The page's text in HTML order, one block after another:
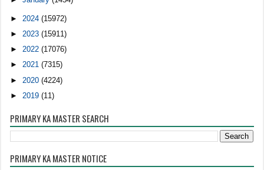
► 2024(15972)
► 2023(15911)
►2022(17076)
►2021(7315)
► 2020(4224)
► 2019(11)
PRIMARY KA MASTER SEARCH
PRIMARY KA MASTER NOTICE